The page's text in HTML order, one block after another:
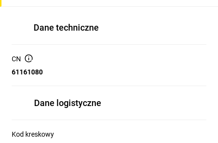
Dane techniczne
CN
61161080
Dane logistyczne
Kod kreskowy